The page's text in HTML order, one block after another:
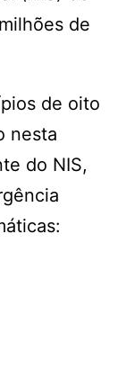
de
de oito
nesta
do NIS,